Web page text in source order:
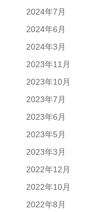
2024年7月
2024年6月
2024年3月
2023年11月
2023年10月
2023年7月
2023年6月
2023年5月
2023年3月
2022年12月
2022年10月
2022年8月